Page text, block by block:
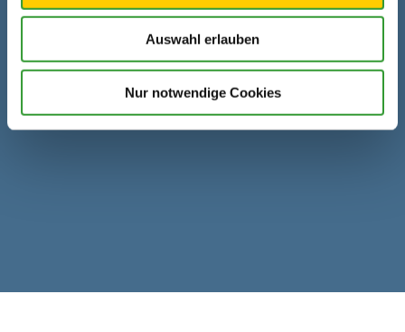
Auswahl erlauben
Nur notwendige Cookies
touristik.de/